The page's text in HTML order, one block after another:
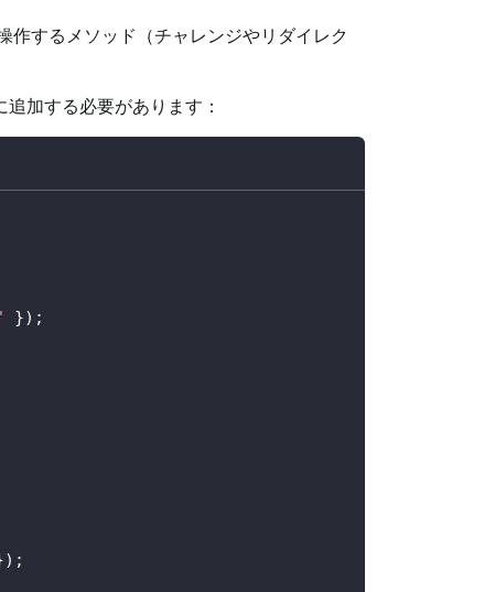
するメソッド（チャレンジやリダイレク
加する必要があります：
}) ;
) ;